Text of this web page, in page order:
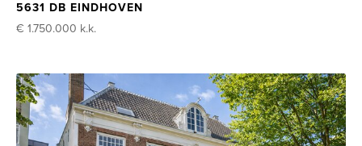
5631 DB EINDHOVEN
€ 1.750.000 k.k.